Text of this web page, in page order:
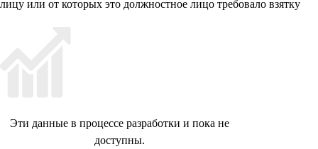
лицу или от которых это должностное лицо требовало взятку
Эти данные в процессе разработки и пока не
доступны.